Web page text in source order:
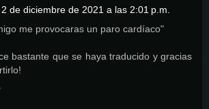
2 de diciembre de 2021 a las 2:01 p.m.
me provocaras un paro cardíaco"
bastante que se haya traducido y gracias